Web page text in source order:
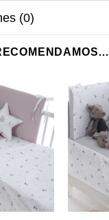
(0)